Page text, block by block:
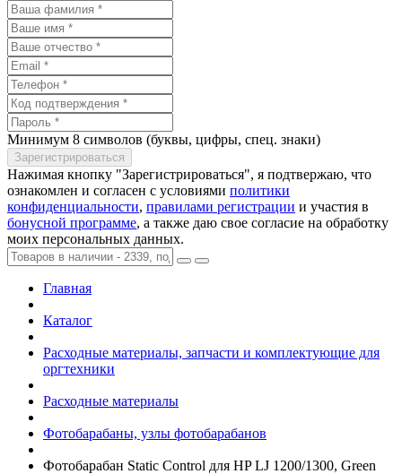
Минимум 8 символов (буквы, цифры, спец. знаки)
Нажимая кнопку "Зарегистрироваться", я подтвержаю, что
ознакомлен и согласен с условиями политики
конфиденциальности, правилами регистрации и участия в
бонусной программе, а также даю свое согласие на обработку
моих персональных данных.
Главная
Каталог
Расходные материалы, запчасти и комплектующие для
оргтехники
Расходные материалы
Фотобарабаны, узлы фотобарабанов
Фотобарабан Static Control для HP LJ 1200/­1300, Green